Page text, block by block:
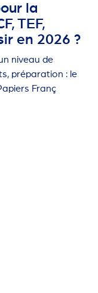
la
TEF,
en 2026 ?
niveau de
préparation : le
Franç